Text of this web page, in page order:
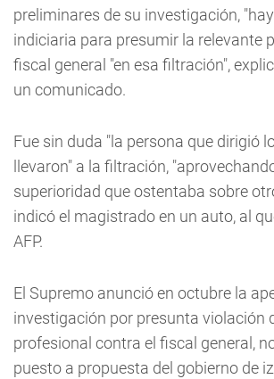
preliminares de su investigación,
indiciaria para presumir la relevante
fiscal general "en esa filtración",
un comunicado.
Fue sin duda "la persona que dirigió
llevaron" a la filtración,
superioridad que ostentaba sobre
indicó el magistrado en un auto, al
AFP.
El Supremo anunció en octubre la
investigación por presunta violación
profesional contra el fiscal general,
puesto a propuesta del gobierno de